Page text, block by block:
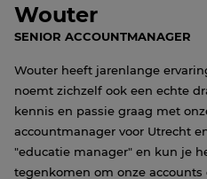
Wouter
SENIOR ACCOUNTMANAGER
Wouter heeft jarenlange
noemt zichzelf ook een echte
kennis en passie graag met
accountmanager voor Utrecht
"educatie manager" en kun je
tegenkomen om onze